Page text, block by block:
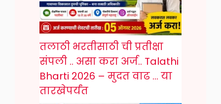
तलाठी भरतीसाठी ची प्रतीक्षा
संपली .. असा करा अर्ज.. Talathi
Bharti 2026 – मुदत वाढ … या
तारखेपर्यंत